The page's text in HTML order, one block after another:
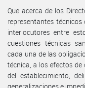
Que acerca de los
representantes técnicos
interlocutores entre
cuestiones técnicas
cada una de las
técnica, a los efectos
del establecimiento,
generalizaciones e